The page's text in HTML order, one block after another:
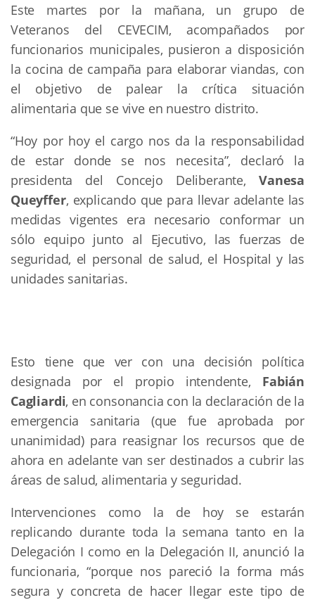
Este martes por la mañana, un grupo de
Veteranos del CEVECIM, acompañados por
funcionarios municipales, pusieron a disposición
la cocina de campaña para elaborar viandas, con
el objetivo de palear la crítica situación
alimentaria que se vive en nuestro distrito.
“Hoy por hoy el cargo nos da la responsabilidad
de estar donde se nos necesita”, declaró la
presidenta del Concejo Deliberante,Vanesa
Queyffer, explicando que para llevar adelante las
medidas vigentes era necesario conformar un
sólo equipo junto al Ejecutivo, las fuerzas de
seguridad, el personal de salud, el Hospital y las
unidades sanitarias.
Esto tiene que ver con una decisión política
designada por el propio intendente, Fabián
Cagliardi, en consonancia con la declaración de la
emergencia sanitaria (que fue aprobada por
unanimidad) para reasignar los recursos que de
ahora en adelante van ser destinados a cubrir las
áreas de salud, alimentaria y seguridad.
Intervenciones como la de hoy se estarán
replicando durante toda la semana tanto en la
Delegación I como en la Delegación II, anunció la
funcionaria, “porque nos pareció la forma más
segura y concreta de hacer llegar este tipo de